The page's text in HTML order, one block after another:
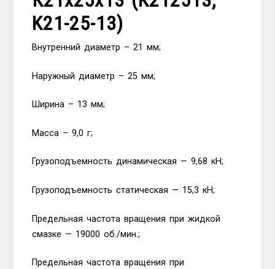
K21-25-13)
Внутренний диаметр – 21 мм;
Наружный диаметр – 25 мм;
Ширина – 13 мм;
Масса – 9,0 г;
Грузоподъемность динамическая — 9,68 кН;
Грузоподъемность статическая — 15,3 кН;
Предельная частота вращения при жидкой
смазке — 19000 об./мин.;
Предельная частота вращения при